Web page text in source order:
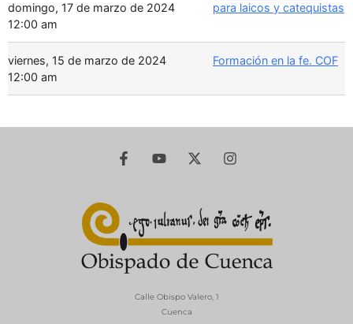
domingo, 17 de marzo de 2024
12:00 am
para laicos y catequistas
viernes, 15 de marzo de 2024
12:00 am
Formación en la fe. COF
Calle Obispo Valero, 1
Cuenca